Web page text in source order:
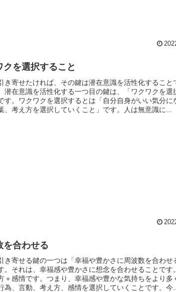
クを選択すること
き寄せたければ、その鍵は潜在意識を活性化すること
潜在意識を活性化する一つ目の鍵は、「ワクワクを選
す。ワクワクを選択するとは「自分自身がいい気分に
、考え方を選択していくこと」です。人は無意識に...
を合わせる
き寄せる鍵の一つは「幸福や豊かさに周波数を合わせ
。それは、幸福感や豊かさに想念を合わせることです
＋感情です。つまり、幸福感や豊かな気持ちをより多
為、言動、考え方、感情を選択していくことです。今...